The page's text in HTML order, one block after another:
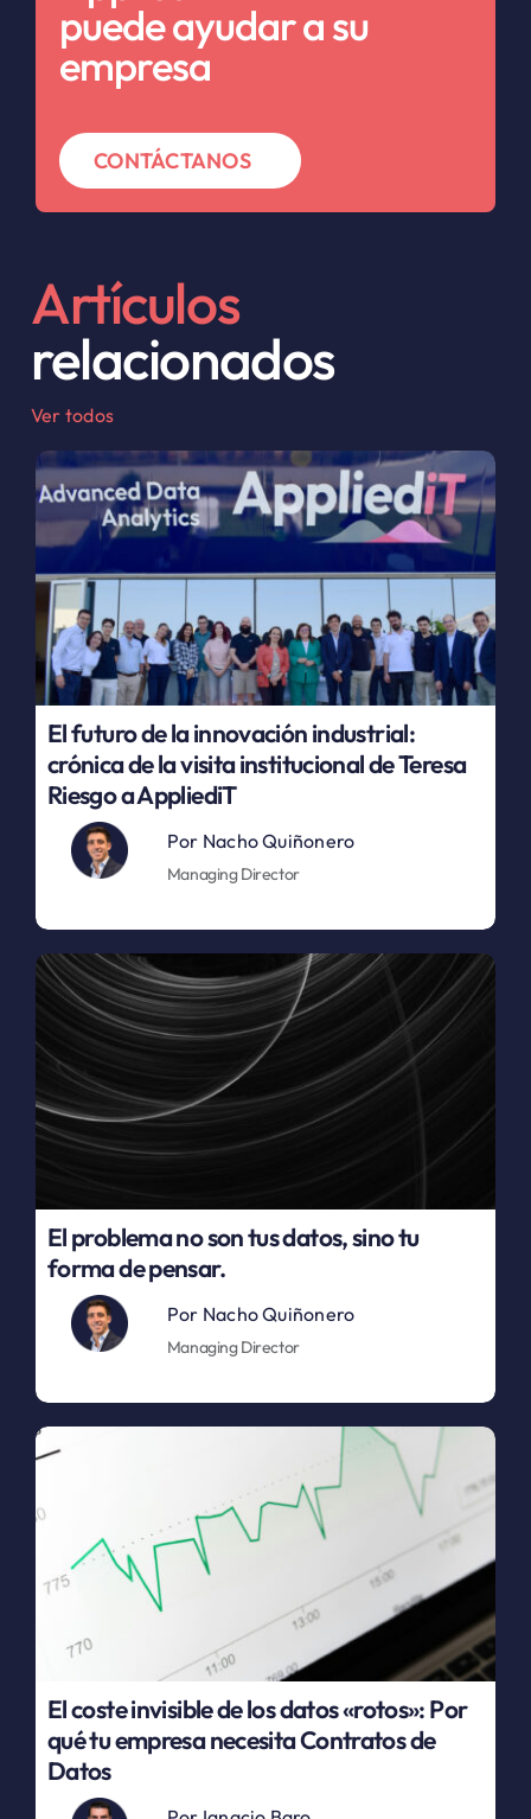
puede ayudar a su
empresa
CONTÁCTANOS
Artículos
relacionados
Ver todos
El futuro de la innovación industrial:
crónica de la visita institucional de Teresa
Riesgo a AppliediT
Por Nacho Quiñonero
Managing Director
El problema no son tus datos, sino tu
forma de pensar.
Por Nacho Quiñonero
Managing Director
El coste invisible de los datos «rotos»: Por
qué tu empresa necesita Contratos de
Datos